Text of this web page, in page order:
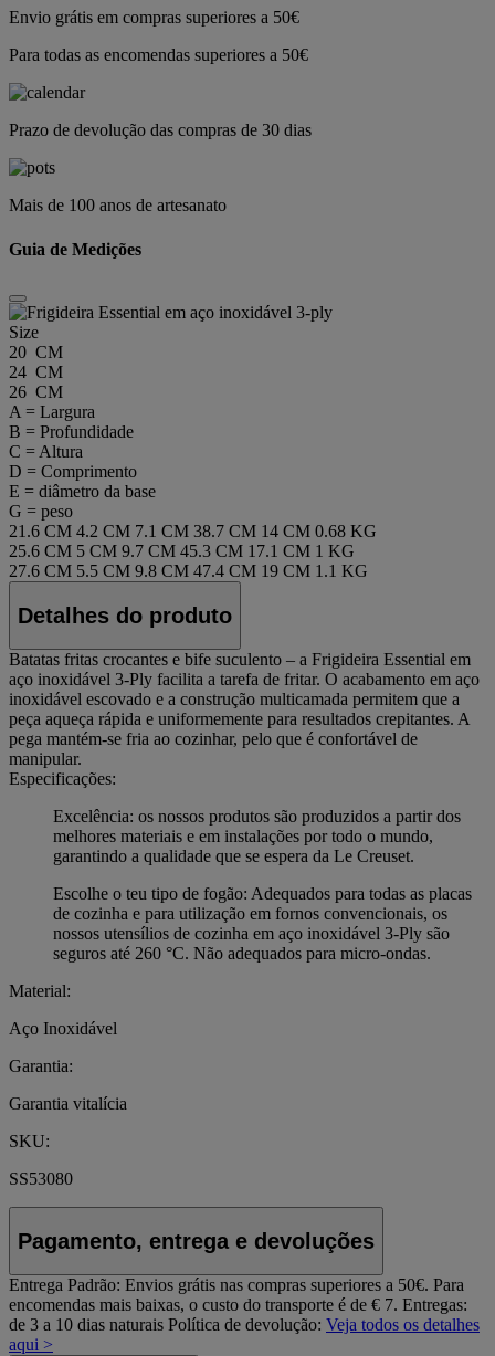
Envio grátis em compras superiores a 50€
Para todas as encomendas superiores a 50€
Prazo de devolução das compras de 30 dias
Mais de 100 anos de artesanato
Guia de Medições
Size
20 CM
24 CM
26 CM
A = Largura
B = Profundidade
C = Altura
D = Comprimento
E = diâmetro da base
G = peso
21.6 CM 4.2 CM 7.1 CM 38.7 CM 14 CM 0.68 KG
25.6 CM 5 CM 9.7 CM 45.3 CM 17.1 CM 1 KG
27.6 CM 5.5 CM 9.8 CM 47.4 CM 19 CM 1.1 KG
Detalhes do produto
Batatas fritas crocantes e bife suculento – a Frigideira Essential em
aço inoxidável 3-Ply facilita a tarefa de fritar. O acabamento em aço
inoxidável escovado e a construção multicamada permitem que a
peça aqueça rápida e uniformemente para resultados crepitantes. A
pega mantém-se fria ao cozinhar, pelo que é confortável de
manipular.
Especificações:
Excelência: os nossos produtos são produzidos a partir dos
melhores materiais e em instalações por todo o mundo,
garantindo a qualidade que se espera da Le Creuset.
Escolhe o teu tipo de fogão: Adequados para todas as placas
de cozinha e para utilização em fornos convencionais, os
nossos utensílios de cozinha em aço inoxidável 3-Ply são
seguros até 260 °C. Não adequados para micro-ondas.
Material:
Aço Inoxidável
Garantia:
Garantia vitalícia
SKU:
SS53080
Pagamento, entrega e devoluções
Entrega Padrão: Envios grátis nas compras superiores a 50€. Para
encomendas mais baixas, o custo do transporte é de € 7. Entregas:
de 3 a 10 dias naturais Política de devolução: Veja todos os detalhes
aqui >